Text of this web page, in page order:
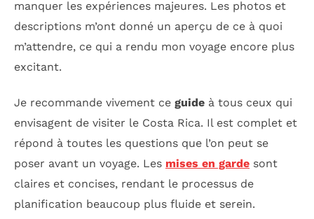
manquer les expériences majeures. Les photos et
descriptions m’ont donné un aperçu de ce à quoi
m’attendre, ce qui a rendu mon voyage encore plus
excitant.
Je recommande vivement ce guide à tous ceux qui
envisagent de visiter le Costa Rica. Il est complet et
répond à toutes les questions que l’on peut se
poser avant un voyage. Les mises en garde sont
claires et concises, rendant le processus de
planification beaucoup plus fluide et serein.